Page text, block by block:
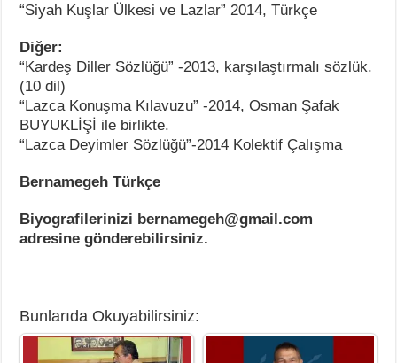
“Siyah Kuşlar Ülkesi ve Lazlar” 2014, Türkçe
Diğer:
“Kardeş Diller Sözlüğü” -2013, karşılaştırmalı sözlük.
(10 dil)
“Lazca Konuşma Kılavuzu” -2014, Osman Şafak
BUYUKLİŞİ ile birlikte.
“Lazca Deyimler Sözlüğü”-2014 Kolektif Çalışma
Bernamegeh Türkçe
Biyografilerinizi bernamegeh@gmail.com
adresine gönderebilirsiniz.
Bunlarıda Okuyabilirsiniz: